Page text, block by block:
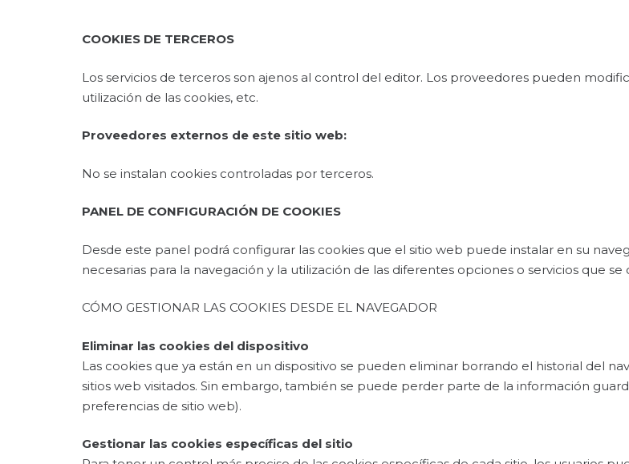
COOKIES DE TERCEROS
Los servicios de terceros son ajenos al control del editor. Los proveedores pueden
utilización de las cookies, etc.
Proveedores externos de este sitio web:
No se instalan cookies controladas por terceros.
PANEL DE CONFIGURACIÓN DE COOKIES
Desde este panel podrá configurar las cookies que el sitio web puede instalar en su
necesarias para la navegación y la utilización de las diferentes opciones o servicios que se
CÓMO GESTIONAR LAS COOKIES DESDE EL NAVEGADOR
Eliminar las cookies del dispositivo
Las cookies que ya están en un dispositivo se pueden eliminar borrando el historial del
sitios web visitados. Sin embargo, también se puede perder parte de la información
preferencias de sitio web).
Gestionar las cookies específicas del sitio